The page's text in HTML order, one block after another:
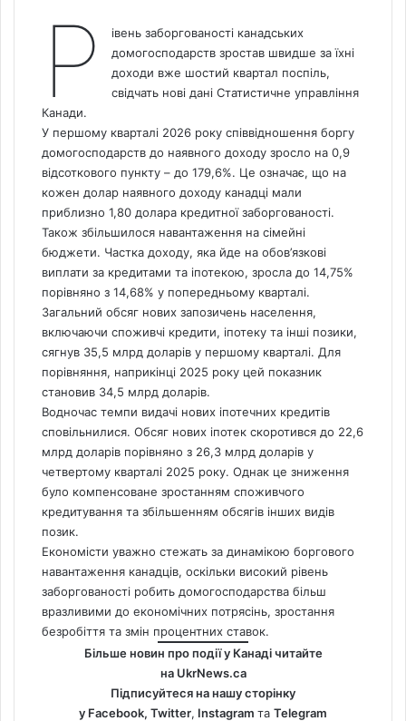
Р
івень заборгованості канадських
домогосподарств зростав швидше за їхні
доходи вже шостий квартал поспіль,
свідчать нові дані Статистичне управління
Канади.
У першому кварталі 2026 року співвідношення боргу
домогосподарств до наявного доходу зросло на 0,9
відсоткового пункту – до 179,6%. Це означає, що на
кожен долар наявного доходу канадці мали
приблизно 1,80 долара кредитної заборгованості.
Також збільшилося навантаження на сімейні
бюджети. Частка доходу, яка йде на обов’язкові
виплати за кредитами та іпотекою, зросла до 14,75%
порівняно з 14,68% у попередньому кварталі.
Загальний обсяг нових запозичень населення,
включаючи споживчі кредити, іпотеку та інші позики,
сягнув 35,5 млрд доларів у першому кварталі. Для
порівняння, наприкінці 2025 року цей показник
становив 34,5 млрд доларів.
Водночас темпи видачі нових іпотечних кредитів
сповільнилися. Обсяг нових іпотек скоротився до 22,6
млрд доларів порівняно з 26,3 млрд доларів у
четвертому кварталі 2025 року. Однак це зниження
було компенсоване зростанням споживчого
кредитування та збільшенням обсягів інших видів
позик.
Економісти уважно стежать за динамікою боргового
навантаження канадців, оскільки високий рівень
заборгованості робить домогосподарства більш
вразливими до економічних потрясінь, зростання
безробіття та змін процентних ставок.
Більше новин про події у Канаді читайте
на UkrNews.ca
Підписуйтеся на нашу сторінку
у Facebook, Twitter, Instagram та Telegram